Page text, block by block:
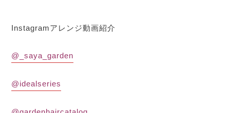
Instagramアレンジ動画紹介
@_saya_garden
@idealseries